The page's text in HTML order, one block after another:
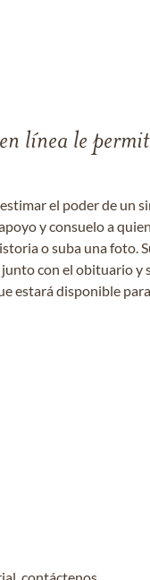
línea le
el poder de un
y consuelo a
o suba una foto.
con el obituario y
estará disponible